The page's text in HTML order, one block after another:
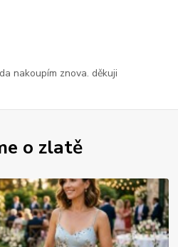
o zlatě
nakoupím znova. děkuji